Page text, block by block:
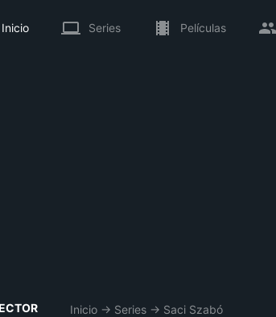
Inicio Series Películas
Inicio → Series → Saci Szabó